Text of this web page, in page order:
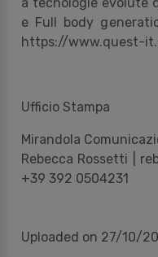
e Full body
https://www.quest-
Ufficio Stampa
Mirandola
Rebecca Rossetti |
+39 392 0504231
Uploaded on 27/10/